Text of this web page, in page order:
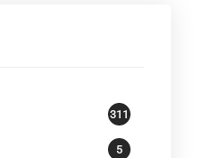
311
5